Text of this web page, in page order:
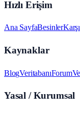
Hızlı Erişim
Ana SayfaBesinler
Kaynaklar
BlogVeritabanıForum
Yasal / Kurumsal